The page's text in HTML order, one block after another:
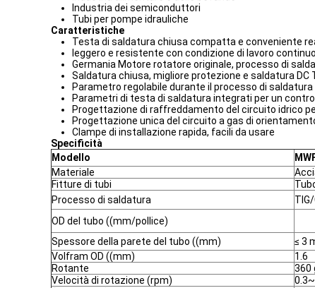
Industria dei semiconduttori
Tubi per pompe idrauliche
Caratteristiche
Testa di saldatura chiusa compatta e conveniente
leggero e resistente con condizione di lavoro continuo
Germania Motore rotatore originale, processo di
Saldatura chiusa, migliore protezione e saldatura DC
Parametro regolabile durante il processo di
Parametri di testa di saldatura integrati per un
Progettazione di raffreddamento del circuito idrico
Progettazione unica del circuito a gas di
Clampe di installazione rapida, facili da usare
Specificità
Modello
Materiale
Fitture di tubi
Processo di saldatura
OD del tubo ((mm/pollice)
Spessore della parete del tubo ((mm)
≤ 3
Volfram OD ((mm)
1.6
Rotante
360
Velocità di rotazione (rpm)